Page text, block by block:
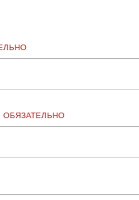
ОБЯЗАТЕЛЬНО